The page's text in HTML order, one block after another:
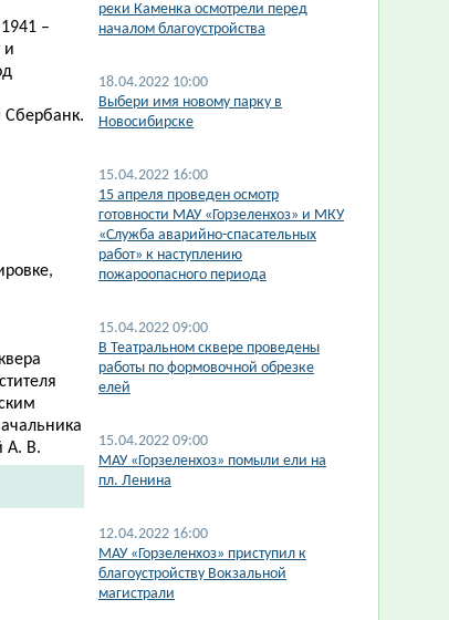
–
и
Сбербанк.
А. В.
реки Каменка осмотрели перед
началом благоустройства
18.04.2022 10:00
Выбери имя новому парку в
Новосибирске
15.04.2022 16:00
15 апреля проведен осмотр
готовности МАУ «Горзеленхоз» и МКУ
«Служба аварийно-спасательных
работ» к наступлению
пожароопасного периода
15.04.2022 09:00
В Театральном сквере проведены
работы по формовочной обрезке
елей
15.04.2022 09:00
МАУ «Горзеленхоз» помыли ели на
пл. Ленина
12.04.2022 16:00
МАУ «Горзеленхоз» приступил к
благоустройству Вокзальной
магистрали